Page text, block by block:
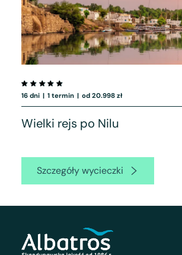
16 dni | 1 termin | od 20.998 zł
Wielki rejs po Nilu
Szczegóły wycieczki